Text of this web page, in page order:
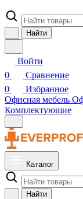
Найти
Войти
0
Сравнение
0
Избранное
Офисная мебель
Комплектующие
Каталог
Найти